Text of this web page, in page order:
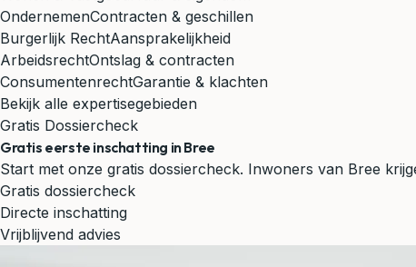
OndernemenContracten & geschillen
Burgerlijk RechtAansprakelijkheid
ArbeidsrechtOntslag & contracten
ConsumentenrechtGarantie & klachten
Bekijk alle expertisegebieden
Gratis Dossiercheck
Gratis eerste inschatting in Bree
Start met onze gratis dossiercheck. Inwoners van Bree
Gratis dossiercheck
Directe inschatting
Vrijblijvend advies